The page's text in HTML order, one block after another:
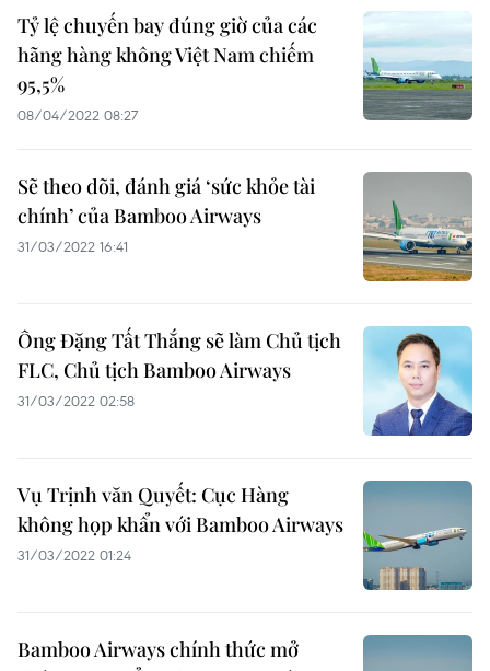
Tỷ lệ chuyến bay đúng giờ của các
hãng hàng không Việt Nam chiếm
95,5%
08/04/2022 08:27
Sẽ theo dõi, đánh giá ‘sức khỏe tài
chính’ của Bamboo Airways
31/03/2022 16:41
Ông Đặng Tất Thắng sẽ làm Chủ tịch
FLC, Chủ tịch Bamboo Airways
31/03/2022 02:58
Vụ Trịnh văn Quyết: Cục Hàng
không họp khẩn với Bamboo Airways
31/03/2022 01:24
Bamboo Airways chính thức mở